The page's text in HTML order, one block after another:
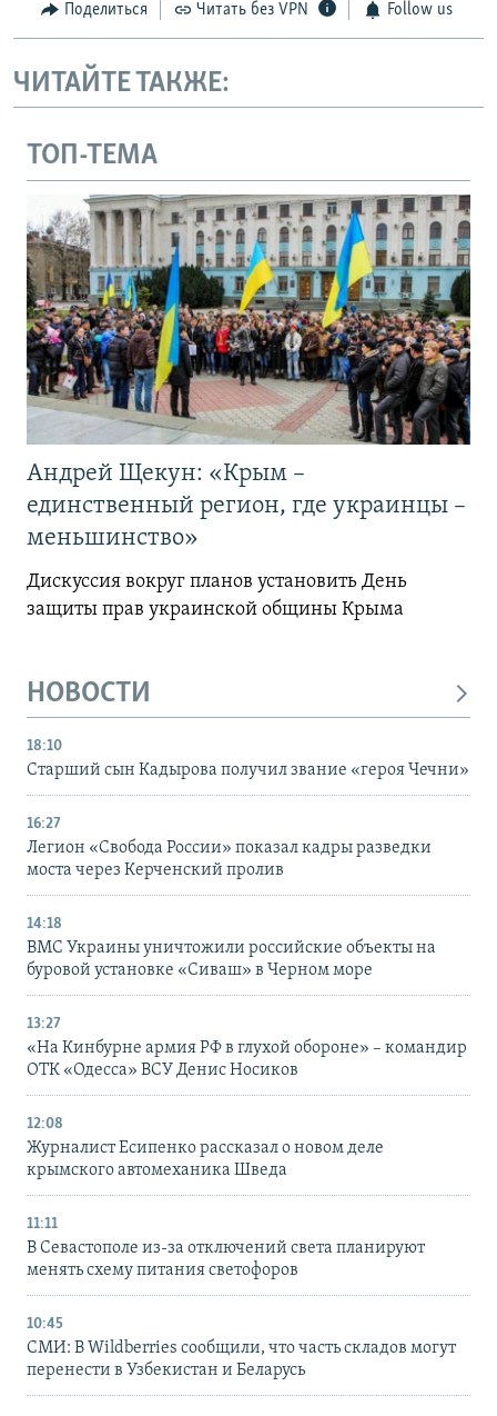
Поделиться Читать без VPN Follow us
ЧИТАЙТЕ ТАКЖЕ:
ТОП-ТЕМА
Андрей Щекун: «Крым –
единственный регион, где украинцы –
меньшинство»
Дискуссия вокруг планов установить День
защиты прав украинской общины Крыма
НОВОСТИ
18:10
Старший сын Кадырова получил звание «героя Чечни»
16:27
Легион «Свобода России» показал кадры разведки
моста через Керченский пролив
14:18
ВМС Украины уничтожили российские объекты на
буровой установке «Сиваш» в Черном море
13:27
«На Кинбурне армия РФ в глухой обороне» – командир
ОТК «Одесса» ВСУ Денис Носиков
12:08
Журналист Есипенко рассказал о новом деле
крымского автомеханика Шведа
11:11
В Севастополе из-за отключений света планируют
менять схему питания светофоров
10:45
СМИ: В Wildberries сообщили, что часть складов могут
перенести в Узбекистан и Беларусь